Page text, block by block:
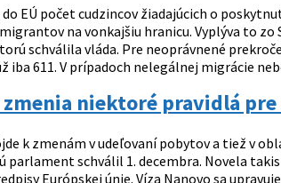
EÚ počet cudzincov žiadajúcich o
na vonkajšiu hranicu. Vyplýva to zo
schválila vláda. Pre neoprávnené
iba 611. V prípadoch nelegálnej migrácie
zmenia niektoré pravidlá
k zmenám v udeľovaní pobytov a tiež v
parlament schválil 1. decembra. Novela
Európskej únie. Víza Nanovo sa